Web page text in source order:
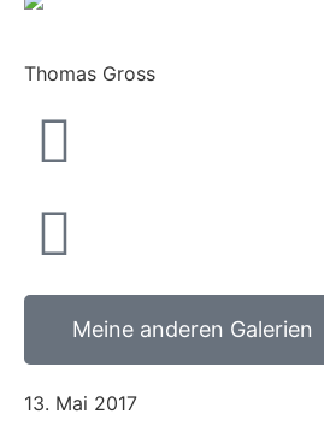
Thomas Gross
Meine anderen Galerien
13. Mai 2017